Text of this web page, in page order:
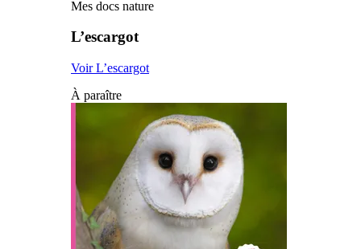
Mes docs nature
L’escargot
Voir L’escargot
À paraître